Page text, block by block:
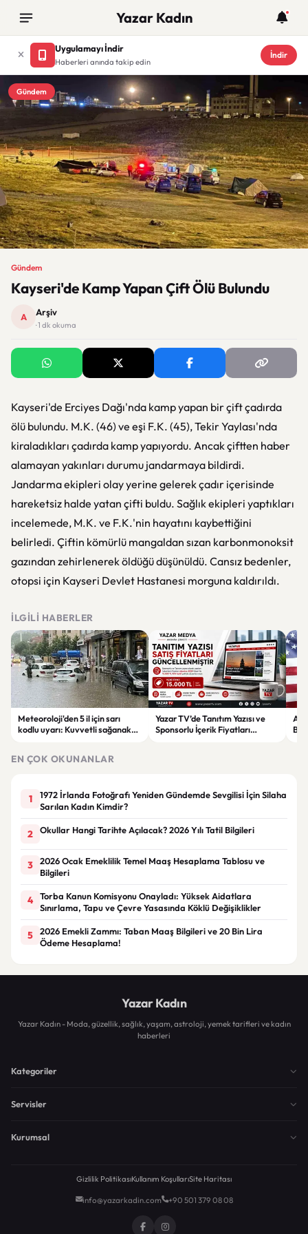
Yazar Kadın
Uygulamayı İndir
Haberleri anında takip edin
İndir
Gündem
Gündem
Kayseri'de Kamp Yapan Çift Ölü Bulundu
A Arşiv
· 1 dk okuma
Kayseri'de Erciyes Dağı'nda kamp yapan bir çift çadırda
ölü bulundu. M.K. (46) ve eşi F.K. (45), Tekir Yaylası'nda
kiraladıkları çadırda kamp yapıyordu. Ancak çiftten haber
alamayan yakınları durumu jandarmaya bildirdi.
Jandarma ekipleri olay yerine gelerek çadır içerisinde
hareketsiz halde yatan çifti buldu. Sağlık ekipleri yaptıkları
incelemede, M.K. ve F.K.'nin hayatını kaybettiğini
belirledi. Çiftin kömürlü mangaldan sızan karbonmonoksit
gazından zehirlenerek öldüğü düşünüldü. Cansız bedenler,
otopsi için Kayseri Devlet Hastanesi morguna kaldırıldı.
İLGILI HABERLER
Meteoroloji'den 5 il için sarı
kodlu uyarı: Kuvvetli sağanak
Yazar TV’de Tanıtım Yazısı ve
Sponsorlu İçerik Fiyatları
EN ÇOK OKUNANLAR
1
1972 İrlanda Fotoğrafı Yeniden Gündemde Sevgilisi İçin Silaha
Sarılan Kadın Kimdir?
2 Okullar Hangi Tarihte Açılacak? 2026 Yılı Tatil Bilgileri
3
2026 Ocak Emeklilik Temel Maaş Hesaplama Tablosu ve
Bilgileri
4
Torba Kanun Komisyonu Onayladı: Yüksek Aidatlara
Sınırlama, Tapu ve Çevre Yasasında Köklü Değişiklikler
5
2026 Emekli Zammı: Taban Maaş Bilgileri ve 20 Bin Lira
Ödeme Hesaplama!
Yazar Kadın
Yazar Kadın - Moda, güzellik, sağlık, yaşam, astroloji, yemek tarifleri ve kadın
haberleri
Kategoriler
Servisler
Kurumsal
Gizlilik PolitikasıKullanım KoşullarıSite Haritası
info@yazarkadin.com +90 501 379 08 08